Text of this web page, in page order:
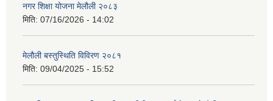
नगर शिक्षा योजना मेलौली २०८३
मिति: 07/16/2026 - 14:02
मेलौली बस्तुस्थिति विविरण २०८१
मिति: 09/04/2025 - 15:52